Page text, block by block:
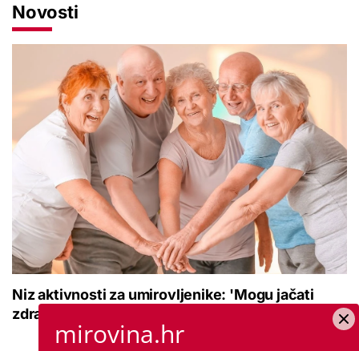
Novosti
Niz aktivnosti za umirovljenike: 'Mogu jačati
zdravlje, pokretljivost i kvalitetu života'
mirovina.hr